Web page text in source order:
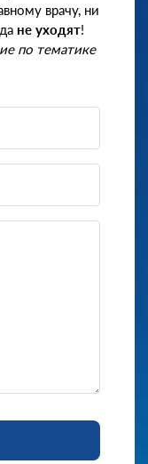
врачу, ни
не уходят!
по тематике